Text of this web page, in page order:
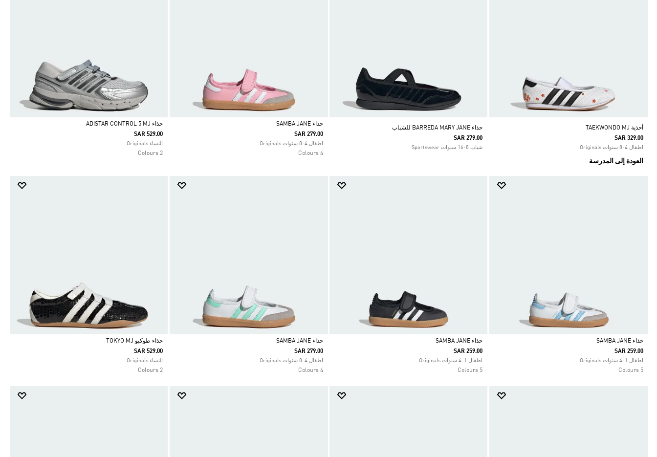
أحذية TAEKWONDO MJ
SAR 329.00
اطفال 4-8 سنوات Originals
العودة إلى المدرسة
حذاء BARREDA MARY JANE للشباب
SAR 279.00
شباب 8-16 سنوات Sportswear
Selected
حذاء SAMBA JANE
SAR 279.00
اطفال 4-8 سنوات Originals
4 Colours
Selected
حذاء ADISTAR CONTROL 5 MJ
SAR 529.00
النساء Originals
2 Colours
Selected
حذاء SAMBA JANE
SAR 259.00
اطفال 1-4 سنوات Originals
5 Colours
Selected
حذاء SAMBA JANE
SAR 259.00
اطفال 1-4 سنوات Originals
5 Colours
Selected
حذاء SAMBA JANE
SAR 279.00
اطفال 4-8 سنوات Originals
4 Colours
Selected
حذاء طوكيو TOKYO MJ
SAR 529.00
النساء Originals
2 Colours